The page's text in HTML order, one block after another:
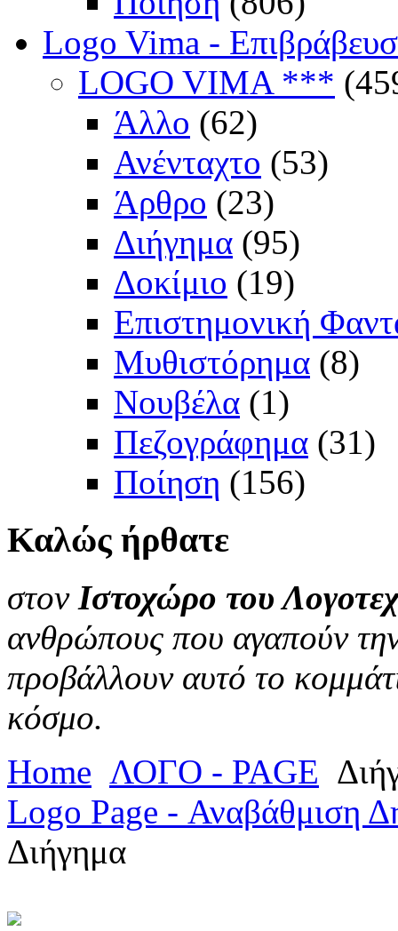
Logo Vima -
LOGO VIMA ***
Άλλο (62)
Ανένταχτο (53)
Άρθρο (23)
Διήγημα (95)
Δοκίμιο (19)
Επιστημονική
Μυθιστόρημα (8)
Νουβέλα (1)
Πεζογράφημα (31)
Ποίηση (156)
Καλώς ήρθατε
στον Ιστοχώρο του
ανθρώπους που αγαπούν
προβάλλουν αυτό το
κόσμο.
Home ΛΟΓΟ - PAGE
Logo Page - Αναβάθμιση
Διήγημα